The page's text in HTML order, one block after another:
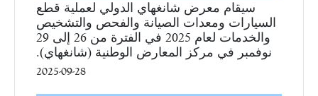
سيقام معرض شانغهاي الدولي لعملية قطع
السيارات ومعدات الصيانة والفحص والتشخيص
والخدمات لعام 2025 في الفترة من 26 إلى 29
نوفمبر في مركز المعارض الوطنية (شانغهاي).
2025-09-28